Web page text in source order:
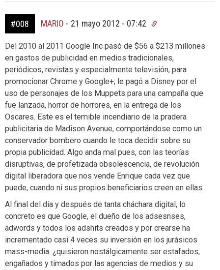
#008 MARIO - 21 mayo 2012 - 07:42
Del 2010 al 2011 Google Inc pasó de $56 a $213 millones
en gastos de publicidad en medios tradicionales,
periódicos, revistas y especialmente televisión, para
promocionar Chrome y Google+; le pagó a Disney por el
uso de personajes de los Muppets para una campaña que
fue lanzada, horror de horrores, en la entrega de los
Oscares. Este es el temible incendiario de la pradera
publicitaria de Madison Avenue, comportándose como un
conservador bombero cuando le toca decidir sobre su
propia publicidad. Algo anda mal pues, con las teorías
disruptivas, de profetizada obsolescencia, de revolución
digital liberadora que nos vende Enrique cada vez que
puede, cuando ni sus propios beneficiarios creen en ellas.
Al final del día y después de tanta cháchara digital, lo
concreto es que Google, el dueño de los adsesnses,
adwords y todos los adshits creados y por crearse ha
incrementado casi 4 veces su inversión en los jurásicos
mass-media. ¿quisieron nostálgicamente ser estafados,
engañados y timados por las agencias de medios y su